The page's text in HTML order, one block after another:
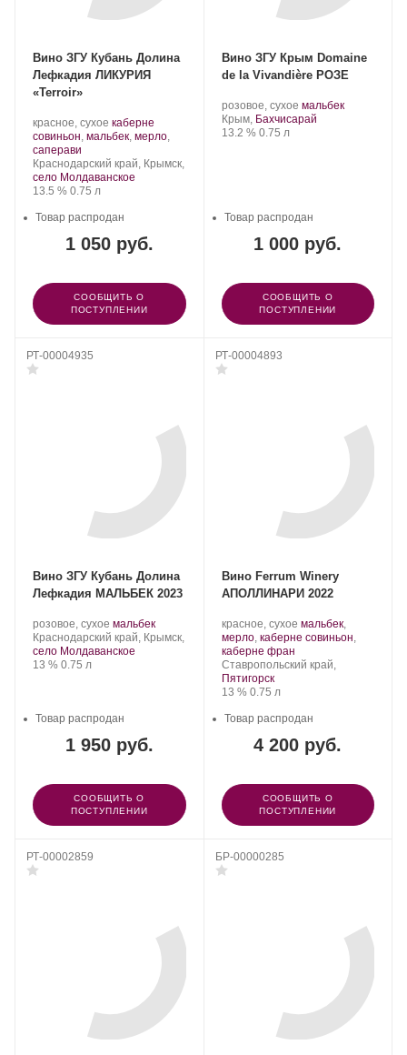
Вино ЗГУ Кубань Долина
Лефкадия ЛИКУРИЯ
«Terroir»
Производитель:
Долина
Лефкадия.
красное, сухое .
Сорт
каберне
совиньон, мальбек, мерло,
саперави
Регион:
Краснодарский край, Крымск,
село Молдаванское
Крепость
13.5 %. Объем
0.75 л
1 050 руб.
Товар распродан
СООБЩИТЬ О
ПОСТУПЛЕНИИ
Вино ЗГУ Крым Domaine
de la Vivandière РОЗЕ
Производитель:
Domaine
de
розовое, сухое .
Сорт
мальбек.
Регион:
Крым, Бахчисарай
Крепость
13.2 %. Объем
0.75 л
1 000 руб.
Товар распродан
СООБЩИТЬ О
ПОСТУПЛЕНИИ
РТ-00004935
Вино ЗГУ Кубань Долина
Лефкадия МАЛЬБЕК 2023
Производитель:
Долина
Лефкадия.
розовое, сухое .
Сорт
винограда:
мальбек.
Регион:
Краснодарский край, Крымск,
село Молдаванское
Крепость
13 %. Объем
0.75 л
1 950 руб.
Товар распродан
СООБЩИТЬ О
ПОСТУПЛЕНИИ
РТ-00004893
Вино Ferrum Winery
АПОЛЛИНАРИ 2022
Производитель:
Ferrum
Winery.
красное, сухое .
Сорт
мальбек,
мерло, каберне совиньон,
каберне фран.
Регион:
Ставропольский край,
Пятигорск
Крепость
13 %. Объем
0.75 л
4 200 руб.
Товар распродан
СООБЩИТЬ О
ПОСТУПЛЕНИИ
РТ-00002859 БР-00000285